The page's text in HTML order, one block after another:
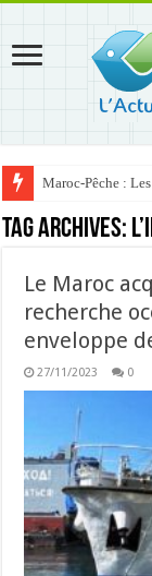
Maroc-Pêche :
Tag Archives:
Le Maroc
recherche
enveloppe
27/11/2023 0